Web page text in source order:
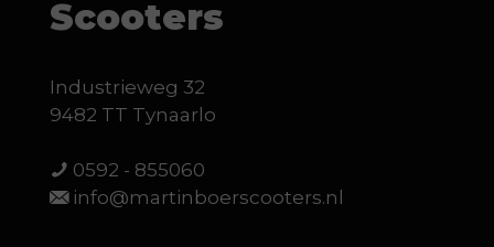
Scooters
Industrieweg 32
9482 TT Tynaarlo
0592 - 855060
info@martinboerscooters.nl